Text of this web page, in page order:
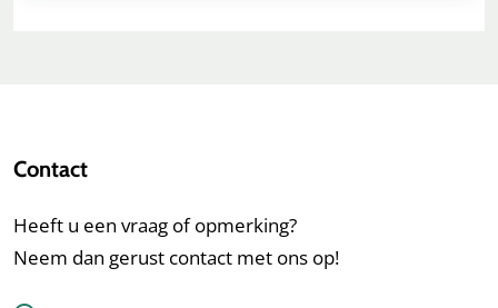
Contact
Heeft u een vraag of opmerking?
Neem dan gerust contact met ons op!